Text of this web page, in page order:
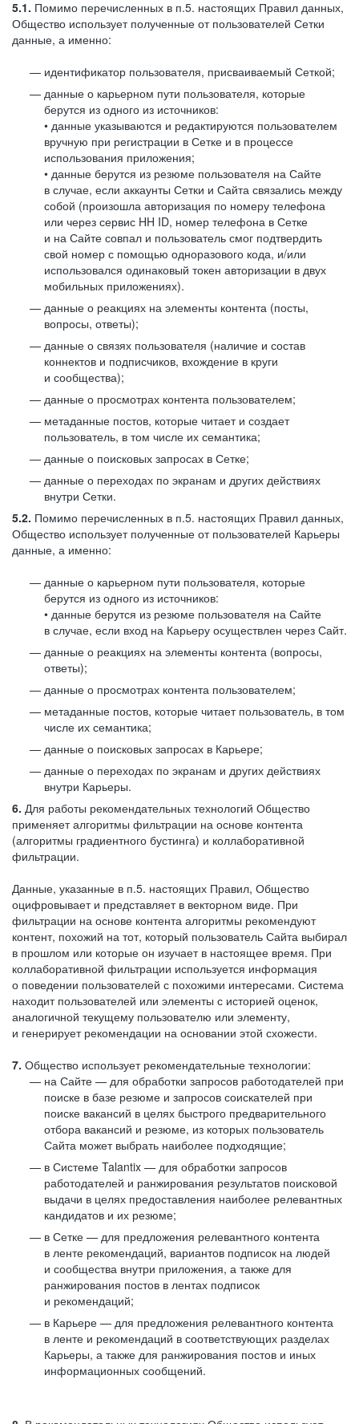
5.1. Помимо перечисленных в п.5. настоящих Правил данных,
Общество использует полученные от пользователей Сетки
данные, а именно:
идентификатор пользователя, присваиваемый Сеткой;
данные о карьерном пути пользователя, которые
берутся из одного из источников:
• данные указываются и редактируются пользователем
вручную при регистрации в Сетке и в процессе
использования приложения;
• данные берутся из резюме пользователя на Сайте
в случае, если аккаунты Сетки и Сайта связались между
собой (произошла авторизация по номеру телефона
или через сервис HH ID, номер телефона в Сетке
и на Сайте совпал и пользователь смог подтвердить
свой номер с помощью одноразового кода, и/или
использовался одинаковый токен авторизации в двух
мобильных приложениях).
данные о реакциях на элементы контента (посты,
вопросы, ответы);
данные о связях пользователя (наличие и состав
коннектов и подписчиков, вхождение в круги
и сообщества);
данные о просмотрах контента пользователем;
метаданные постов, которые читает и создает
пользователь, в том числе их семантика;
данные о поисковых запросах в Сетке;
данные о переходах по экранам и других действиях
внутри Сетки.
5.2. Помимо перечисленных в п.5. настоящих Правил данных,
Общество использует полученные от пользователей Карьеры
данные, а именно:
данные о карьерном пути пользователя, которые
берутся из одного из источников:
• данные берутся из резюме пользователя на Сайте
в случае, если вход на Карьеру осуществлен через Сайт.
данные о реакциях на элементы контента (вопросы,
ответы);
данные о просмотрах контента пользователем;
метаданные постов, которые читает пользователь, в том
числе их семантика;
данные о поисковых запросах в Карьере;
данные о переходах по экранам и других действиях
внутри Карьеры.
6. Для работы рекомендательных технологий Общество
применяет алгоритмы фильтрации на основе контента
(алгоритмы градиентного бустинга) и коллаборативной
фильтрации.
Данные, указанные в п.5. настоящих Правил, Общество
оцифровывает и представляет в векторном виде. При
фильтрации на основе контента алгоритмы рекомендуют
контент, похожий на тот, который пользователь Сайта выбирал
в прошлом или которые он изучает в настоящее время. При
коллаборативной фильтрации используется информация
о поведении пользователей с похожими интересами. Система
находит пользователей или элементы с историей оценок,
аналогичной текущему пользователю или элементу,
и генерирует рекомендации на основании этой схожести.
7. Общество использует рекомендательные технологии:
на Сайте — для обработки запросов работодателей при
поиске в базе резюме и запросов соискателей при
поиске вакансий в целях быстрого предварительного
отбора вакансий и резюме, из которых пользователь
Сайта может выбрать наиболее подходящие;
в Системе Talantix — для обработки запросов
работодателей и ранжирования результатов поисковой
выдачи в целях предоставления наиболее релевантных
кандидатов и их резюме;
в Сетке — для предложения релевантного контента
в ленте рекомендаций, вариантов подписок на людей
и сообщества внутри приложения, а также для
ранжирования постов в лентах подписок
и рекомендаций;
в Карьере — для предложения релевантного контента
в ленте и рекомендаций в соответствующих разделах
Карьеры, а также для ранжирования постов и иных
информационных сообщений.